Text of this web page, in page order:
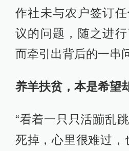
作社未与农户签订
议的问题，随之进
而牵引出背后的一串
养羊扶贫，本是希望
“看着一只只活蹦乱
死掉，心里很难过，